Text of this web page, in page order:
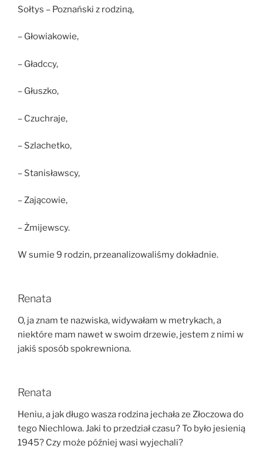
Sołtys – Poznański z rodziną,
– Głowiakowie,
– Gładccy,
– Głuszko,
– Czuchraje,
– Szlachetko,
– Stanisławscy,
– Zającowie,
– Żmijewscy.
W sumie 9 rodzin, przeanalizowaliśmy dokładnie.
Renata
O, ja znam te nazwiska, widywałam w metrykach, a
niektóre mam nawet w swoim drzewie, jestem z nimi w
jakiś sposób spokrewniona.
Renata
Heniu, a jak długo wasza rodzina jechała ze Złoczowa do
tego Niechlowa. Jaki to przedział czasu? To było jesienią
1945? Czy może później wasi wyjechali?